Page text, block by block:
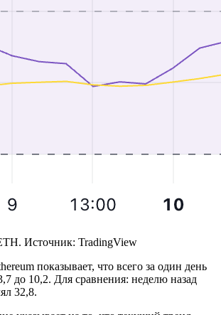
Источник: TradingView
показывает, что всего за один день
до 10,2. Для сравнения: неделю назад
32,8.